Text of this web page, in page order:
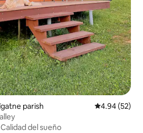
parish Calificación
4.94 (52)
Calidad del sueño